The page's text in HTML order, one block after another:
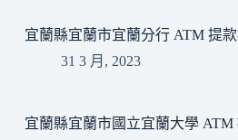
宜蘭縣宜蘭市宜蘭分行 ATM 提
31 3 月, 2023
宜蘭縣宜蘭市國立宜蘭大學 ATM